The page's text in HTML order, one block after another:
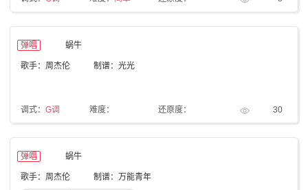
弹唱 蜗牛
歌手：周杰伦 制谱：光光
调式： G调 难度： 还原度： 30
弹唱 蜗牛
歌手：周杰伦 制谱：万能青年